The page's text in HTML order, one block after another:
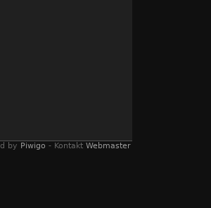
by Piwigo - Kontakt Webmaster